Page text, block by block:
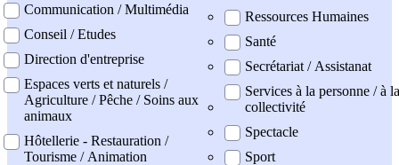
Communication / Multimédia
Conseil / Etudes
Direction d'entreprise
Espaces verts et naturels /
Agriculture / Pêche / Soins aux
animaux
Hôtellerie - Restauration /
Tourisme / Animation
Ressources Humaines
Santé
Secrétariat / Assistanat
Services à la personne / à la
collectivité
Spectacle
Sport